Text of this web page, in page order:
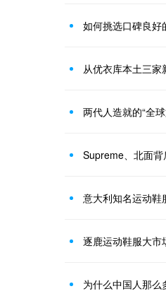
如何挑选口碑良好
从优衣库本土三家
两代人造就的“全
Supreme、北面
意大利知名运动鞋
逐鹿运动鞋服大市
为什么中国人那么